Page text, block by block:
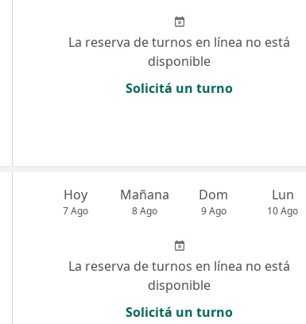
La reserva de turnos en línea no está
disponible
Solicitá un turno
Hoy
7 Ago
Mañana
8 Ago
Dom
9 Ago
Lun
10 Ago
La reserva de turnos en línea no está
disponible
Solicitá un turno